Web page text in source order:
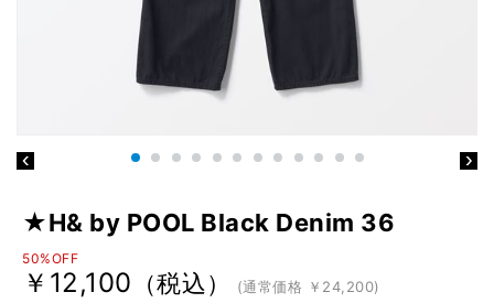
★H& by POOL Black Denim 36
50%OFF
￥12,100 （税込） (通常価格 ￥24,200)